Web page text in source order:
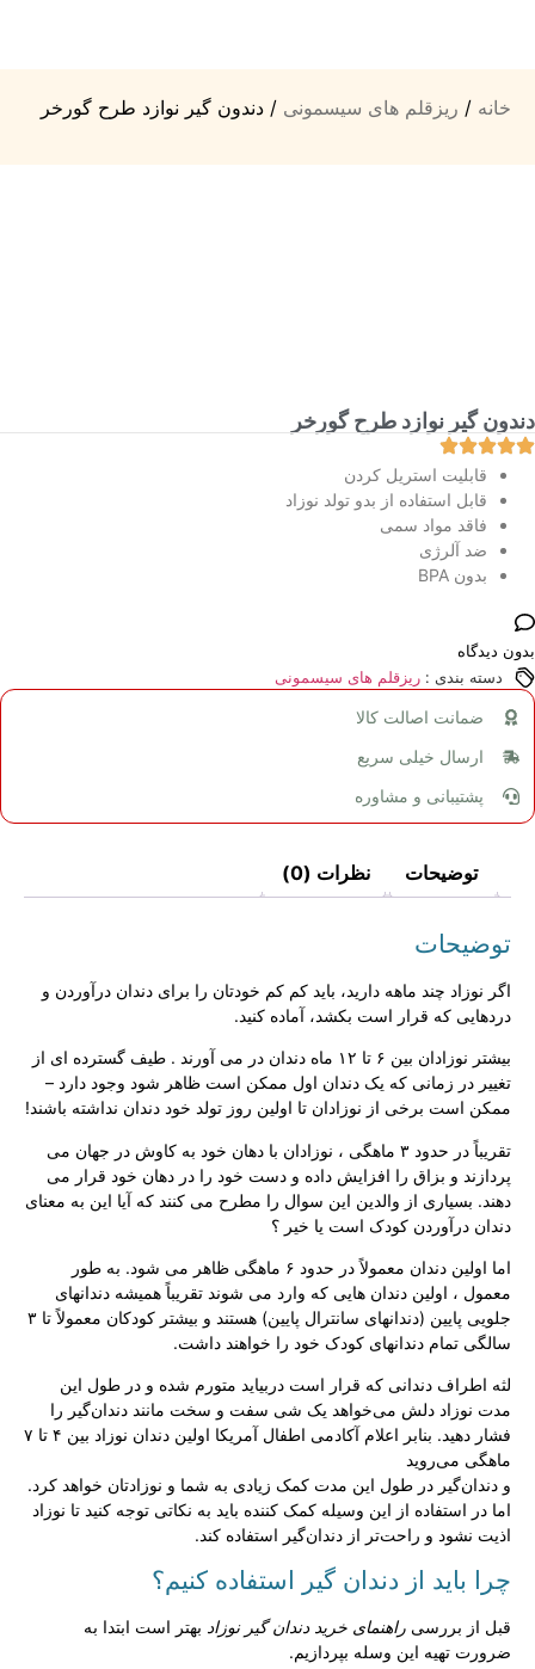
خانه / ریزقلم های سیسمونی / دندون گیر نوازد طرح گورخر
دندون گیر نوازد طرح گورخر
قابلیت استریل کردن
قابل استفاده از بدو تولد نوزاد
فاقد مواد سمی
ضد آلرژی
بدون BPA
بدون دیدگاه
دسته بندی : ریزقلم های سیسمونی
ضمانت اصالت کالا
ارسال خیلی سریع
پشتیبانی و مشاوره
توضیحات نظرات (0)
توضیحات
اگر نوزاد چند ماهه دارید،‌ باید کم کم خودتان را برای دندان درآوردن و
دردهایی که قرار است بکشد،‌ آماده کنید.
بیشتر نوزادان بین ۶ تا ۱۲ ماه دندان در می آورند . طیف گسترده ای از
تغییر در زمانی که یک دندان اول ممکن است ظاهر شود وجود دارد –
ممکن است برخی از نوزادان تا اولین روز تولد خود دندان نداشته باشند!
تقریباً در حدود ۳ ماهگی ، نوزادان با دهان خود به کاوش در جهان می
پردازند و بزاق را افزایش داده و دست خود را در دهان خود قرار می
دهند. بسیاری از والدین این سوال را مطرح می کنند که آیا این به معنای
دندان درآوردن کودک است یا خیر ؟
اما اولین دندان معمولاً در حدود ۶ ماهگی ظاهر می شود. به طور
معمول ، اولین دندان هایی که وارد می شوند تقریباً همیشه دندانهای
جلویی پایین (دندانهای سانترال پایین) هستند و بیشتر کودکان معمولاً تا ۳
سالگی تمام دندانهای کودک خود را خواهند داشت.
لثه اطراف دندانی که قرار است دربیاید متورم شده و در طول این
مدت نوزاد دلش می‌خواهد یک شی سفت و سخت مانند دندان‌گیر را
فشار دهید. بنابر اعلام آکادمی اطفال آمریکا اولین دندان نوزاد بین ۴ تا ۷
ماهگی می‌روید
و دندان‌گیر در طول این مدت کمک زیادی به شما و نوزادتان خواهد کرد.
اما در استفاده از این وسیله کمک کننده باید به نکاتی توجه کنید تا نوزاد
اذیت نشود و راحت‌تر از دندان‌گیر استفاده کند.
چرا باید از دندان گیر استفاده کنیم؟
قبل از بررسی راهنمای خرید دندان گیر نوزاد بهتر است ابتدا به
ضرورت تهیه این وسله بپردازیم.